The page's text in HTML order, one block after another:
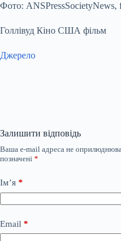
Фото:
Голлівуд Кіно США фільм
Джерело
Залишити відповідь
Ваша e-mail адреса не
позначені *
Ім’я *
Email *